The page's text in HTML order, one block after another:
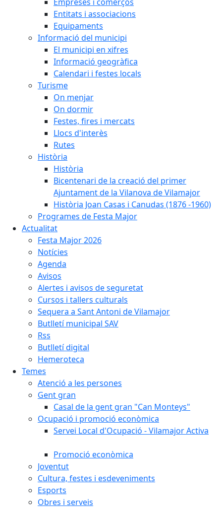
Entitats i associacions
Equipaments
Informació del municipi
El municipi en xifres
Informació geogràfica
Calendari i festes locals
Turisme
On menjar
On dormir
Festes, fires i mercats
Llocs d'interès
Rutes
Història
Història
Bicentenari de la creació del primer
Ajuntament de la Vilanova de Vilamajor
Història Joan Casas i Canudas (1876 -1960)
Programes de Festa Major
Actualitat
Festa Major 2026
Notícies
Agenda
Avisos
Alertes i avisos de seguretat
Cursos i tallers culturals
Sequera a Sant Antoni de Vilamajor
Butlletí municipal SAV
Rss
Butlletí digital
Hemeroteca
Temes
Atenció a les persones
Gent gran
Casal de la gent gran "Can Monteys"
Ocupació i promoció econòmica
Servei Local d'Ocupació - Vilamajor Activa
Promoció econòmica
Joventut
Cultura, festes i esdeveniments
Esports
Obres i serveis